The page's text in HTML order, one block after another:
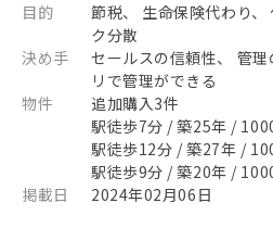
目的
節税、 生命保険代わり
ク分散
決め手
セールスの信頼性、 管
リで管理ができる
物件
追加購入3件
駅徒歩7分 / 築25年 /
駅徒歩12分 / 築27年 /
駅徒歩9分 / 築20年 /
掲載日
2024年02月06日